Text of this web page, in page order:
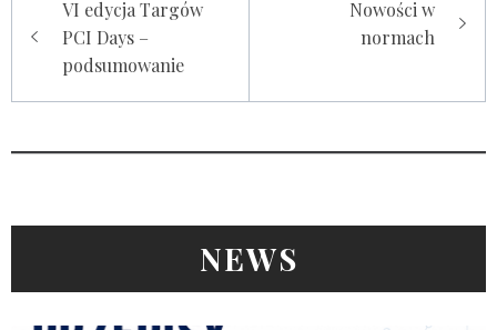
wpisu
VI edycja Targów
PCI Days –
podsumowanie
Nowości w
normach
NEWS